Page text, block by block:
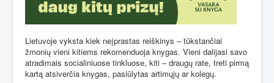
Lietuvoje vyksta kiek neįprastas reiškinys – tūkstančiai
žmonių vieni kitiems rekomenduoja knygas. Vieni dalijasi savo
atradimais socialiniuose tinkluose, kiti – draugų rate, treti pirmą
kartą atsiverčia knygas, pasiūlytas artimųjų ar kolegų.